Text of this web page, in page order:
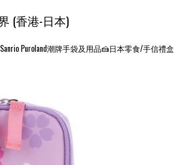
コンクエスト ワールド 征服世界 (香港-日本)
Sanrio Puroland潮牌手袋及用品🍰日本零食/手信禮盒